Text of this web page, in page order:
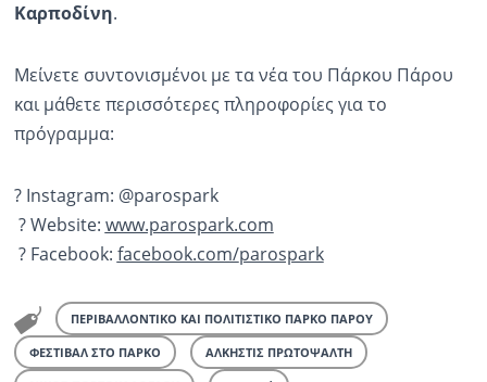
Καρποδίνη.
Μείνετε συντονισμένοι με τα νέα του Πάρκου Πάρου
και μάθετε περισσότερες πληροφορίες για το
πρόγραμμα:
? Instagram: @parospark
? Website: www.parospark.com
? Facebook: facebook.com/parospark
ΠΕΡΙΒΑΛΛΟΝΤΙΚΟ ΚΑΙ ΠΟΛΙΤΙΣΤΙΚΟ ΠΑΡΚΟ ΠΑΡΟΥ
ΦΕΣΤΙΒΑΛ ΣΤΟ ΠΑΡΚΟ ΑΛΚΗΣΤΙΣ ΠΡΩΤΟΨΑΛΤΗ